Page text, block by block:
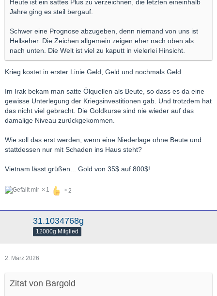
Heute ist ein sattes Plus zu verzeichnen, die letzten eineinhalb
Jahre ging es steil bergauf.
Schwer eine Prognose abzugeben, denn niemand von uns ist
Hellseher. Die Zeichen allgemein zeigen eher nach oben als
nach unten. Die Welt ist viel zu kaputt in vielerlei Hinsicht.
Krieg kostet in erster Linie Geld, Geld und nochmals Geld.
Im Irak bekam man satte Ölquellen als Beute, so dass es da eine
gewisse Unterlegung der Kriegsinvestitionen gab. Und trotzdem hat
das nicht viel gebracht. Die Goldkurse sind nie wieder auf das
damalige Niveau zurückgekommen.
Wie soll das erst werden, wenn eine Niederlage ohne Beute und
stattdessen nur mit Schaden ins Haus steht?
Vietnam lässt grüßen... Gold von 35$ auf 800$!
1 2
31.1034768g
12000g Mitglied
2. März 2026
Zitat von Bargold